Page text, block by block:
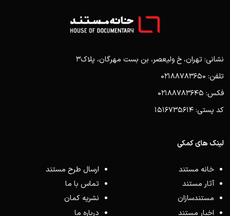
نشانی: تهران، خ ولیعصر، بن بست مهرگان، پلاک3
تلفن: 02188783650
فکس: 02188783645
کد پستی: 1516735614
لینک های کمکی
خانه مستند
آثار مستند
مستندسازان
اخبار مستند
ارسال طرح مستند
تماس با ما
نشریه کمان
درباره ما